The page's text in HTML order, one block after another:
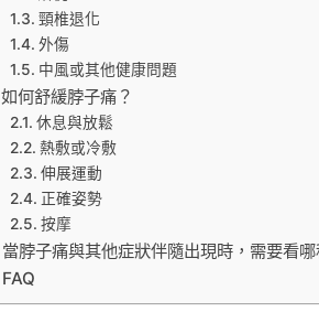
頸椎退化
外傷
中風或其他健康問題
如何舒緩脖子痛？
休息與放鬆
熱敷或冷敷
伸展運動
正確姿勢
按摩
當脖子痛與其他症狀伴隨出現時，需要看哪
FAQ